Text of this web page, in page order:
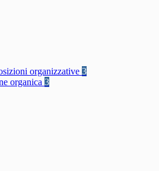
organizzative 3
organica 3